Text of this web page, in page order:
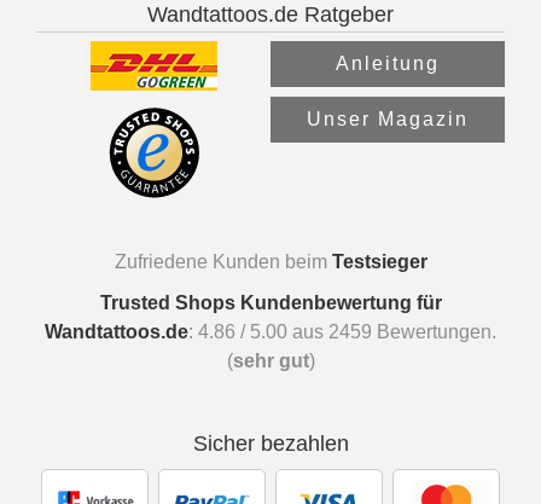
Wandtattoos.de Ratgeber
Anleitung
Unser Magazin
Zufriedene Kunden beim Testsieger
Trusted Shops Kundenbewertung für
Wandtattoos.de: 4.86 / 5.00 aus 2459 Bewertungen.
(sehr gut)
Sicher bezahlen